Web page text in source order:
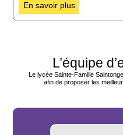
En savoir plus
L’équipe
Le lycée Sainte-Famille
afin de proposer les